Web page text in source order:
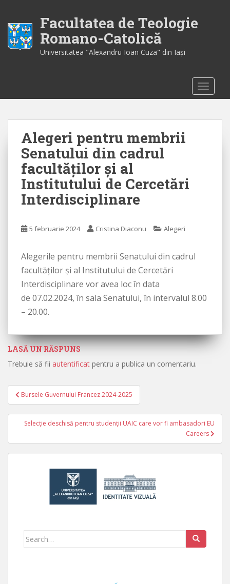
i
Facultatea de Teologie
Romano-Catolică
Universitatea "Alexandru Ioan Cuza" din Iaşi
Alegeri pentru membrii
Senatului din cadrul
facultăților și al
Institutului de Cercetări
Interdisciplinare
5 februarie 2024 Cristina Diaconu Alegeri
Alegerile pentru membrii Senatului din cadrul
facultăților și al Institutului de Cercetări
Interdisciplinare vor avea loc în data
de 07.02.2024, în sala Senatului, în intervalul 8.00
– 20.00.
LASĂ UN RĂSPUNS
Trebuie să fii autentificat pentru a publica un comentariu.
Navigare în articole
Bursele Guvernului Francez 2024-2025
Selecție deschisă pentru studenții UAIC care vor fi ambasadori EU
Careers
Search for: